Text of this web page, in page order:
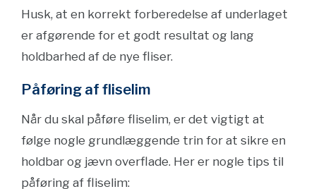
Husk, at en korrekt forberedelse af underlaget
er afgørende for et godt resultat og lang
holdbarhed af de nye fliser.
Påføring af fliselim
Når du skal påføre fliselim, er det vigtigt at
følge nogle grundlæggende trin for at sikre en
holdbar og jævn overflade. Her er nogle tips til
påføring af fliselim: